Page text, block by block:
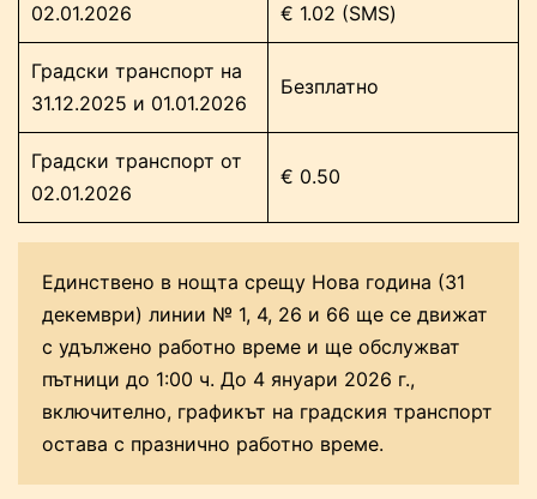
02.01.2026
€ 1.02 (SMS)
Градски транспорт на
31.12.2025 и 01.01.2026
Безплатно
Градски транспорт от
02.01.2026
€ 0.50
Единствено в нощта срещу Нова година (31
декември) линии № 1, 4, 26 и 66 ще се движат
с удължено работно време и ще обслужват
пътници до 1:00 ч. До 4 януари 2026 г.,
включително, графикът на градския транспорт
остава с празнично работно време.